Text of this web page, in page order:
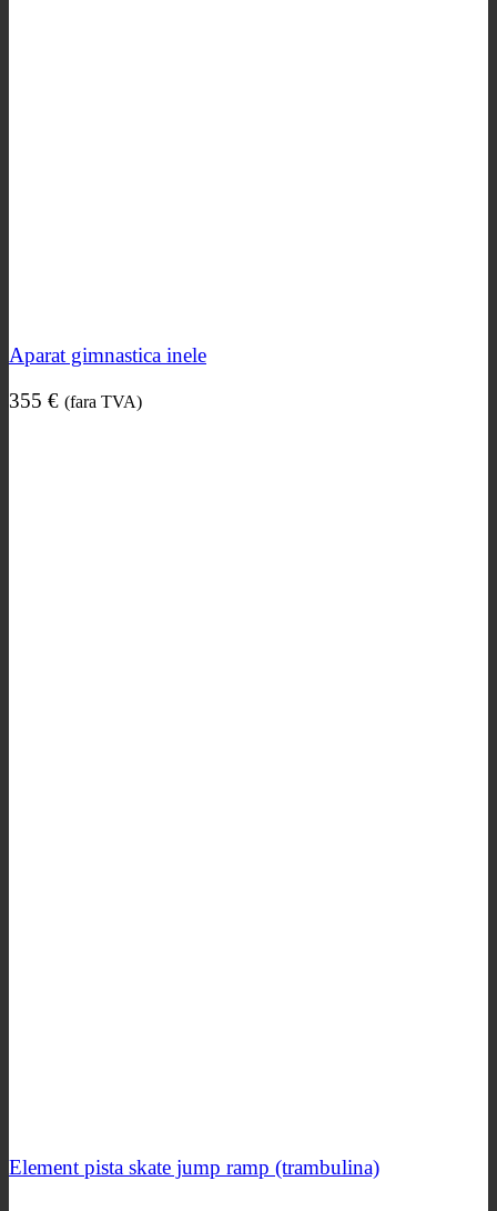
Aparat gimnastica inele
355 € (fara TVA)
Element pista skate jump ramp (trambulina)